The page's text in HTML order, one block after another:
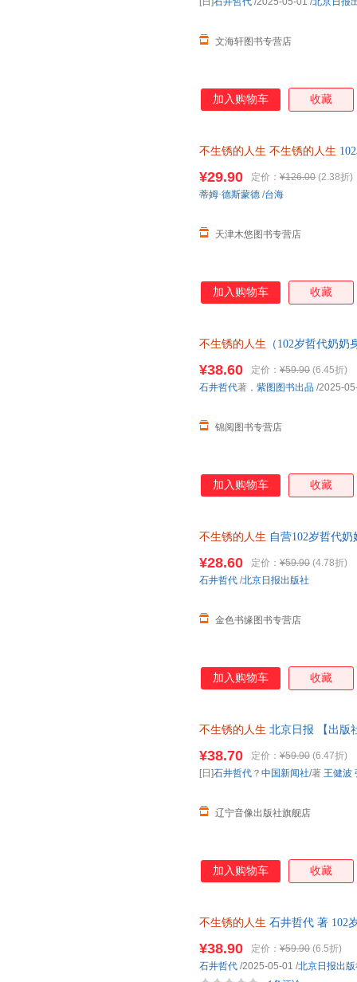
文海轩图书专营店
加入购物车 收藏
不生锈的人生 不生锈的人生
¥29.90 定价： ¥126.00 (2.38折)
天津木悠图书专营店
蒂姆·德斯蒙德 /台海
加入购物车 收藏
不生锈的人生 （102岁哲代奶
¥38.60 定价： ¥59.90 (6.45折)
锦阅图书专营店
石井哲代著， 紫图图书出品 /2025-
加入购物车 收藏
不生锈的人生 自营102岁哲代
¥28.60 定价： ¥59.90 (4.78折)
金色书缘图书专营店
石井哲代 /北京日报出版社
加入购物车 收藏
不生锈的人生 北京日报 【出版
¥38.70 定价： ¥59.90 (6.47折)
辽宁音像出版社旗舰店
[日]石井哲代 ？ 中国新闻社/著 王健波
加入购物车 收藏
不生锈的人生 石井哲代 著 102
无忧
¥38.90 定价： ¥59.90 (6.5折)
石井哲代 /2025-05-01 /北京日报出